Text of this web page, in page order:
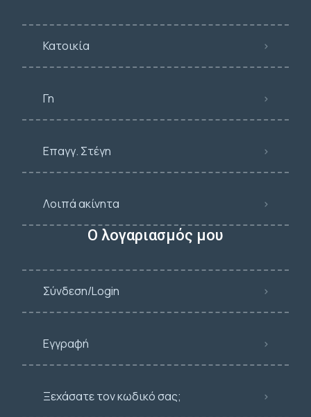
Κατοικία
Γη
Επαγγ. Στέγη
Λοιπά ακίνητα
Ο λογαριασμός μου
Σύνδεση/Login
Εγγραφή
Ξεχάσατε τον κωδικό σας;